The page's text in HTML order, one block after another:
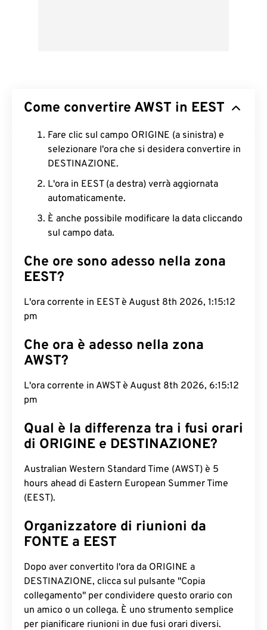
Come convertire AWST in EEST
Fare clic sul campo ORIGINE (a sinistra) e
selezionare l'ora che si desidera convertire in
DESTINAZIONE.
L'ora in EEST (a destra) verrà aggiornata
automaticamente.
È anche possibile modificare la data cliccando
sul campo data.
Che ore sono adesso nella zona
EEST?
L'ora corrente in EEST è August 8th 2026, 1:15:13
pm
Che ora è adesso nella zona
AWST?
L'ora corrente in AWST è August 8th 2026, 6:15:13
pm
Qual è la differenza tra i fusi orari
di ORIGINE e DESTINAZIONE?
Australian Western Standard Time (AWST) è 5
hours ahead di Eastern European Summer Time
(EEST).
Organizzatore di riunioni da
FONTE a EEST
Dopo aver convertito l'ora da ORIGINE a
DESTINAZIONE, clicca sul pulsante "Copia
collegamento" per condividere questo orario con
un amico o un collega. È uno strumento semplice
per pianificare riunioni in due fusi orari diversi.